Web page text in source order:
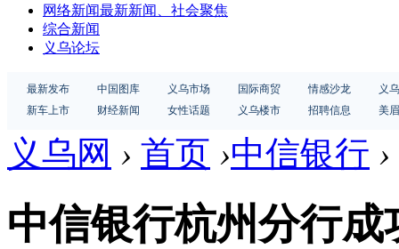
网络新闻最新新闻、社会聚焦
综合新闻
义乌论坛
最新发布 中国图库 义乌市场 国际商贸 情感沙龙
义
新车上市
财经新闻 女性话题 义乌楼市 招聘信息 美
义乌网 › 首页 ›中信银行 ›
中信银行杭州分行